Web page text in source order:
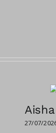
27/07/